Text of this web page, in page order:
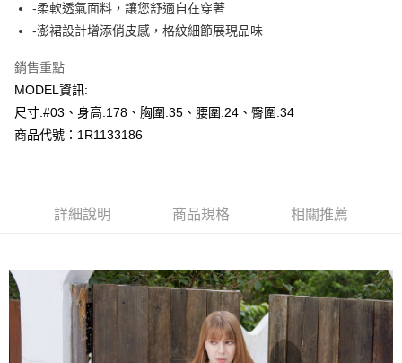
悠遊付
AFTEE先享後付
相關說明
AFTEE先享後付是「在收到商品之後才付款」的支付方式。 讓您購物簡單
３．安心：先確認商品／服務後，再付款。
結帳頁面，進行簡訊認證並確認金額後，即可完成結帳。
２．訂單成立數日內，您將收到繳費通知簡訊。
３．收到繳費通知簡訊後14天內，點擊此簡訊中的連結，可透過四大超商／
ATM／網路銀行／等多元方式進行付款，方視為交易完成。
※ 請注意：結帳手續完成當下不需立刻繳費，但若您需要取消訂單，請聯絡
購買商品的店家。未經商家同意取消之訂單仍視為有效，需透過AFTEE先享
7-11--滿2000元免運
每筆NT$60，滿NT$2,000(含以上)免運費
付款後7-11取貨---滿2000元免運
-柔軟透氣面料，讓您舒適自在穿著
-澎裙設計增添俏皮感，格紋細節展現品味
銷售重點
MODEL資訊:
尺寸:#03、身高:178、胸圍:35、腰圍:24、臀圍:34
商品代號：1R1133186
詳細說明 商品規格 相關推薦